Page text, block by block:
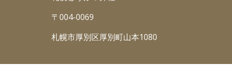
〒004-0069
札幌市厚別区厚別町山本1080